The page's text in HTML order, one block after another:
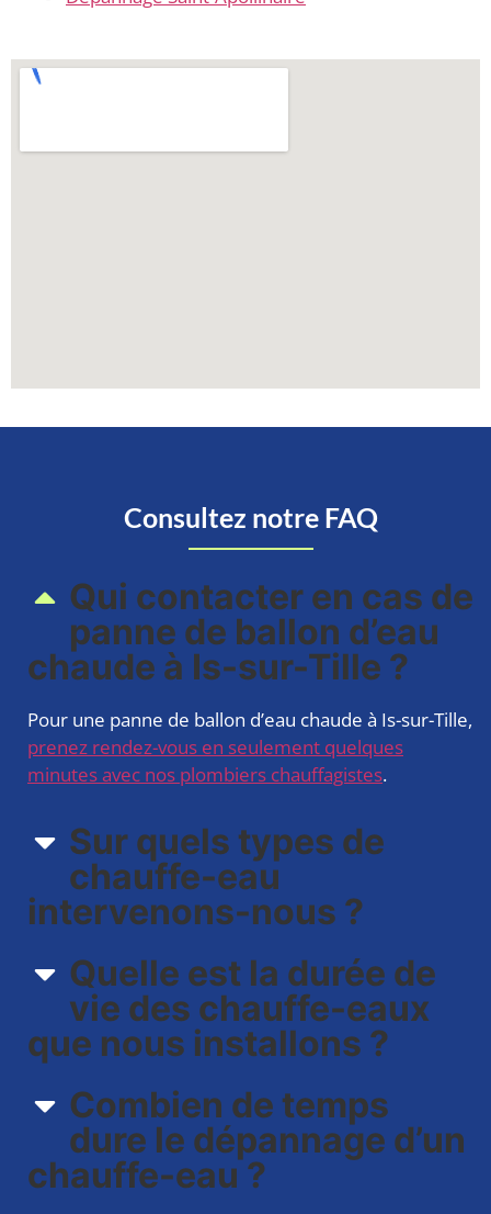
Consultez notre FAQ
Qui contacter en cas de
panne de ballon d’eau
chaude à Is-sur-Tille ?
Pour une panne de ballon d’eau chaude à Is-sur-Tille,
prenez rendez-vous en seulement quelques
minutes avec nos plombiers chauffagistes.
Sur quels types de
chauffe-eau
intervenons-nous ?​
Quelle est la durée de
vie des chauffe-eaux
que nous installons ?
Combien de temps
dure le dépannage d’un
chauffe-eau ?